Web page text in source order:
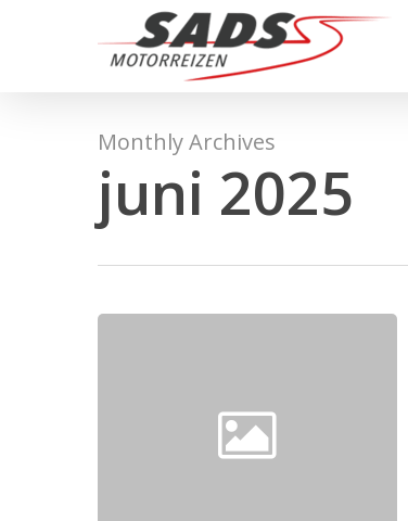
Monthly Archives
juni 2025